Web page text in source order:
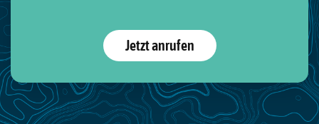
Jetzt anrufen